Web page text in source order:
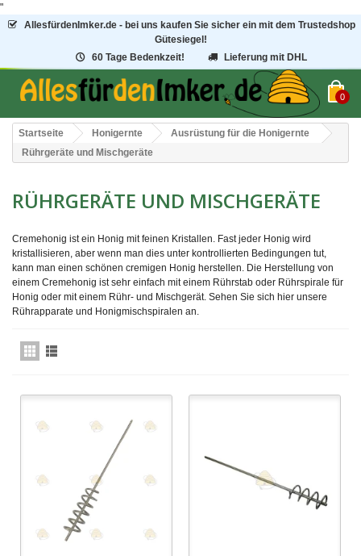
"
AllesfürdenImker.de - bei uns kaufen Sie sicher ein mit dem Trustedshop
Gütesiegel!
60 Tage Bedenkzeit!
Lieferung mit DHL
0
Startseite Honigernte
Ausrüstung für die Honigernte
Rührgeräte und Mischgeräte
RÜHRGERÄTE UND MISCHGERÄTE
Cremehonig ist ein Honig mit feinen Kristallen. Fast jeder Honig wird
kristallisieren, aber wenn man dies unter kontrollierten Bedingungen tut,
kann man einen schönen cremigen Honig herstellen. Die Herstellung von
einem Cremehonig ist sehr einfach mit einem Rührstab oder Rührspirale für
Honig oder mit einem Rühr- und Mischgerät. Sehen Sie sich hier unsere
Rührapparate und Honigmischspiralen an.